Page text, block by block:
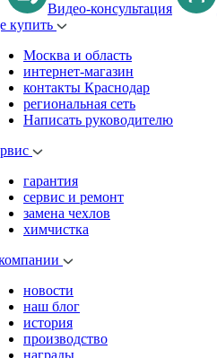
Видео-консультация
купить
Москва и область
интернет-магазин
контакты Краснодар
региональная сеть
Написать руководителю
гарантия
сервис и ремонт
замена чехлов
химчистка
новости
наш блог
история
производство
награды